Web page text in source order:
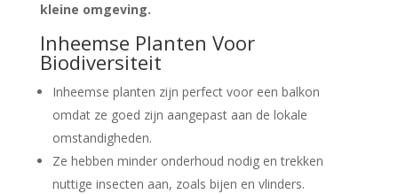
kleine omgeving.
Inheemse Planten Voor
Biodiversiteit
Inheemse planten zijn perfect voor een balkon
omdat ze goed zijn aangepast aan de lokale
omstandigheden.
Ze hebben minder onderhoud nodig en trekken
nuttige insecten aan, zoals bijen en vlinders.